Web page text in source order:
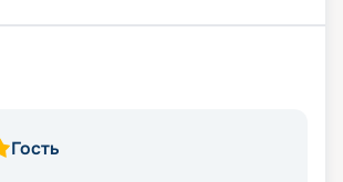
Гость